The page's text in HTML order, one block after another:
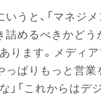
うと、「マネジ
詰めるべきかどう
ります。メディ
っぱりもっと営
」「これからはデ